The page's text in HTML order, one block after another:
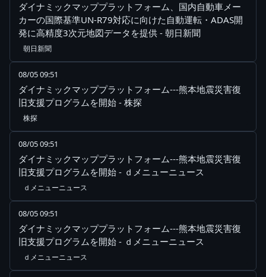
ダイナミックマッププラットフォーム、国内自動車メー
カーの国際基準UN-R79対応に向けた自動運転・ADAS開
発に高精度3次元地図データを提供 - 朝日新聞
朝日新聞
08/05 09:51
ダイナミックマッププラットフォーム---熊本地震災害復
旧支援プログラムを開始 - 株探
株探
08/05 09:51
ダイナミックマッププラットフォーム---熊本地震災害復
旧支援プログラムを開始 - ｄメニューニュース
ｄメニューニュース
08/05 09:51
ダイナミックマッププラットフォーム---熊本地震災害復
旧支援プログラムを開始 - ｄメニューニュース
ｄメニューニュース